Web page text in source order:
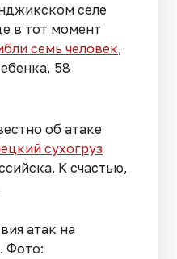
селе
в тот момент
семь человек,
58
об атаке
сухогруз
К счастью,
атак на
Фото: